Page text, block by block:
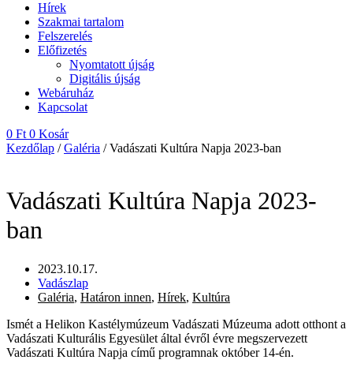
Hírek
Szakmai tartalom
Felszerelés
Előfizetés
Nyomtatott újság
Digitális újság
Webáruház
Kapcsolat
0 Ft 0 Kosár
Kezdőlap /Galéria / Vadászati Kultúra Napja 2023-ban
Vadászati Kultúra Napja 2023-
ban
2023.10.17.
Vadászlap
Galéria, Határon innen, Hírek, Kultúra
Ismét a Helikon Kastélymúzeum Vadászati Múzeuma adott otthont a
Vadászati Kulturális Egyesület által évről évre megszervezett
Vadászati Kultúra Napja című programnak október 14-én.